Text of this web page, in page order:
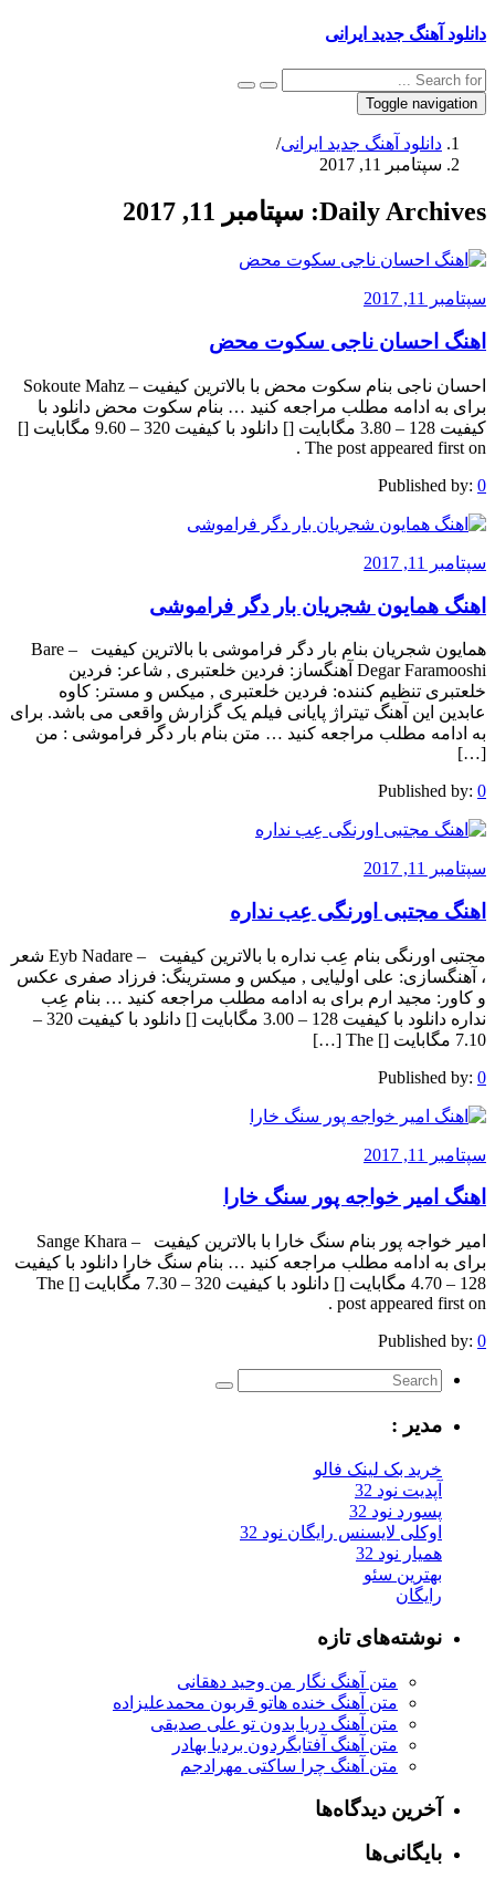
دانلود آهنگ جدید ایرانی
Toggle navigation
دانلود آهنگ جدید ایرانی/
سپتامبر 11, 2017
Daily Archives: سپتامبر 11, 2017
سپتامبر 11, 2017
اهنگ احسان ناجی سکوت محض
احسان ناجی بنام سکوت محض با بالاترین کیفیت – Sokoute Mahz
برای به ادامه مطلب مراجعه کنید … بنام سکوت محض دانلود با
کیفیت 128 – 3.80 مگابایت [] دانلود با کیفیت 320 – 9.60 مگابایت []
The post appeared first on .
Published by: 0
سپتامبر 11, 2017
اهنگ همایون شجریان بار دگر فراموشی
همایون شجریان بنام بار دگر فراموشی با بالاترین کیفیت – Bare
Degar Faramooshi آهنگساز: فردین خلعتبری , شاعر: فردین
خلعتبری تنظیم کننده: فردین خلعتبری , میکس و مستر: کاوه
عابدین این آهنگ تیتراژ پایانی فیلم یک گزارش واقعی می باشد. برای
به ادامه مطلب مراجعه کنید … متن بنام بار دگر فراموشی : من
[…]
Published by: 0
سپتامبر 11, 2017
اهنگ مجتبی اورنگی عِب نداره
مجتبی اورنگی بنام عِب نداره با بالاترین کیفیت – Eyb Nadare شعر
، آهنگسازی: علی اولیایی , میکس و مسترینگ: فرزاد صفری عکس
و کاور: مجید ارم برای به ادامه مطلب مراجعه کنید … بنام عِب
نداره دانلود با کیفیت 128 – 3.00 مگابایت [] دانلود با کیفیت 320 –
7.10 مگابایت [] The […]
Published by: 0
سپتامبر 11, 2017
اهنگ امیر خواجه پور سنگ خارا
امیر خواجه پور بنام سنگ خارا با بالاترین کیفیت – Sange Khara
برای به ادامه مطلب مراجعه کنید … بنام سنگ خارا دانلود با کیفیت
128 – 4.70 مگابایت [] دانلود با کیفیت 320 – 7.30 مگابایت [] The
post appeared first on .
Published by: 0
مدیر :
خرید بک لینک فالو
آپدیت نود 32
پسورد نود 32
اوکلی لایسنس رایگان نود 32
همیار نود 32
بهترین سئو
رایگان
نوشته‌های تازه
متن آهنگ نگار من وحید دهقانی
متن آهنگ خنده هاتو قربون محمدعلیزاده
متن آهنگ دریا بدون تو علی صدیقی
متن آهنگ آفتابگردون بردیا بهادر
متن آهنگ چرا ساکتی مهرادجم
آخرین دیدگاه‌ها
بایگانی‌ها